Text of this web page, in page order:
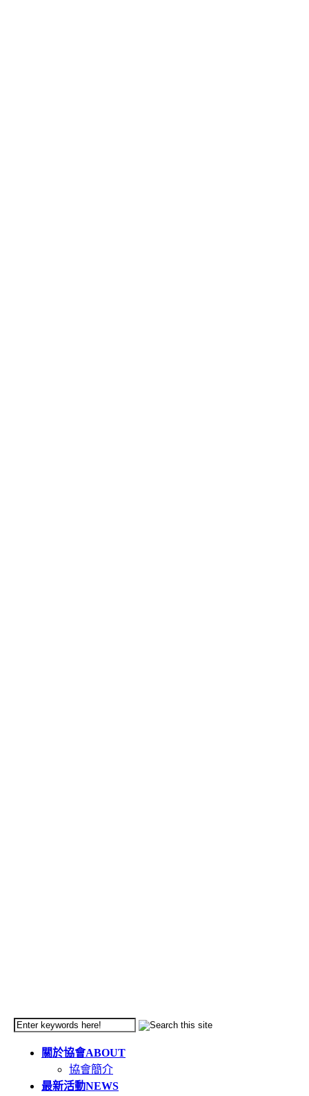
關於協會ABOUT
協會簡介
最新活動NEWS